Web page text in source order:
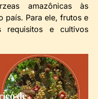
amazônicas às
país. Para ele, frutos e
requisitos e cultivos